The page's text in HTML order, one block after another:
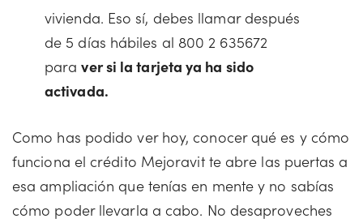
vivienda. Eso sí, debes llamar después
de 5 días hábiles al 800 2 635672
paraver si la tarjeta ya ha sido
activada.
Como has podido ver hoy, conocer qué es y cómo
funciona el crédito Mejoravit te abre las puertas a
esa ampliación que tenías en mente y no sabías
cómo poder llevarla a cabo. No desaproveches